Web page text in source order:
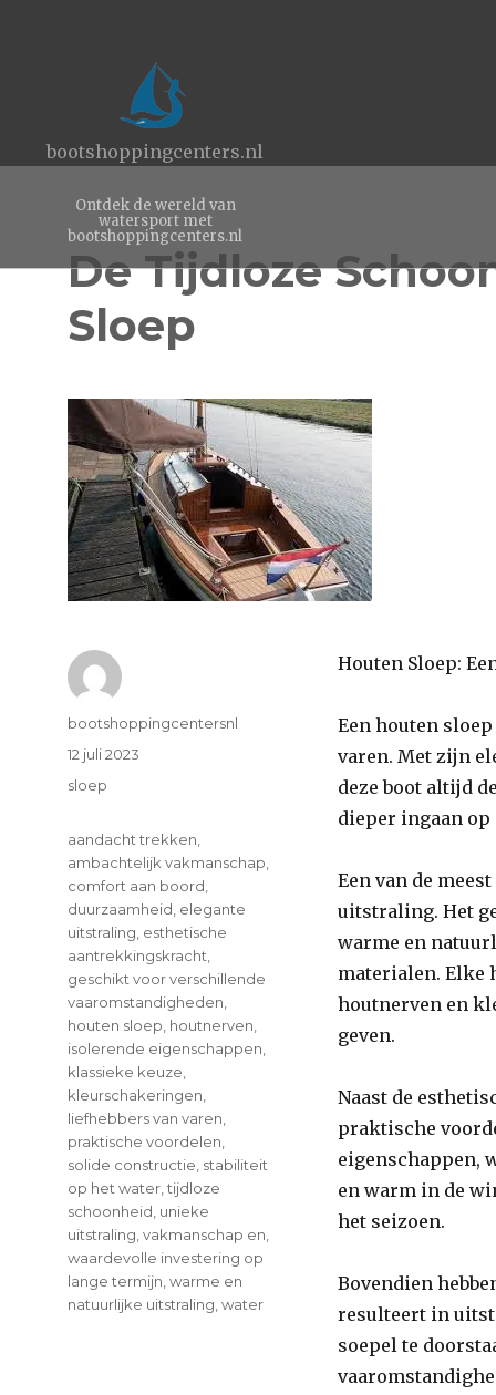
bootshoppingcenters.nl
Ontdek de wereld van
watersport met
bootshoppingcenters.nl
De Tijdloze
Sloep
Houten Sloep:
Een houten
varen. Met zijn
deze boot altijd
dieper ingaan op
Een van de
uitstraling. Het
warme en
materialen. Elke
houtnerven en
geven.
Naast de
praktische
eigenschappen,
en warm in de
het seizoen.
Bovendien
resulteert in
soepel te
Author
bootshoppingcentersnl
Posted
on
12 juli 2023
Categories
sloep
Tags
aandacht trekken
ambachtelijk vakmanschap
comfort aan boord
duurzaamheid elegante
uitstraling esthetische
aantrekkingskracht
geschikt voor verschillende
vaaromstandigheden
houten sloep houtnerven
isolerende eigenschappen
klassieke keuze
kleurschakeringen
liefhebbers van varen
praktische voordelen
solide constructie stabiliteit
op het water ,tijdloze
schoonheid unieke
uitstraling ,vakmanschap en
waardevolle investering op
lange termijn ,warme en
natuurlijke uitstraling ,water